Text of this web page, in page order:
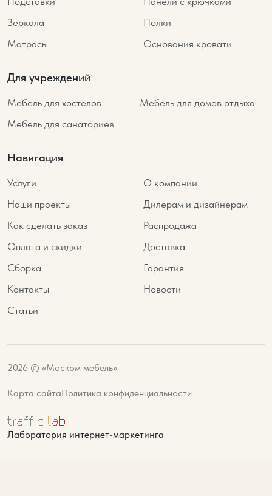
Зеркала
Полки
Матрасы
Основания кровати
Для учреждений
Мебель для хостелов
Мебель для домов отдыха
Мебель для санаториев
Навигация
Услуги
О компании
Наши проекты
Дилерам и дизайнерам
Как сделать заказ
Распродажа
Оплата и скидки
Доставка
Сборка
Гарантия
Контакты
Новости
Статьи
2026 © «Моском мебель»
Карта сайтаПолитика конфиденциальности
Лаборатория интернет-маркетинга